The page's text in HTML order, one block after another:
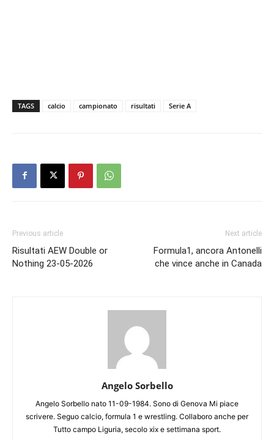
TAGS calcio campionato risultati Serie A
Previous article
Risultati AEW Double or
Nothing 23-05-2026
Next article
Formula1, ancora Antonelli
che vince anche in Canada
Angelo Sorbello
Angelo Sorbello nato 11-09-1984. Sono di Genova Mi piace
scrivere. Seguo calcio, formula 1 e wrestling. Collaboro anche per
Tutto campo Liguria, secolo xix e settimana sport.